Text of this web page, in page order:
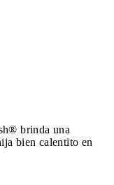
brinda una
bien calentito en